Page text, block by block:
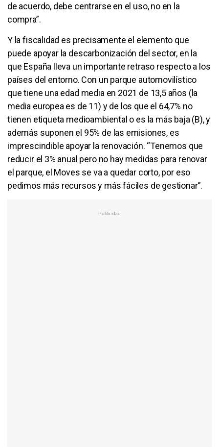
de acuerdo, debe centrarse en el uso, no en la
compra”.
Y la fiscalidad es precisamente el elemento que
puede apoyar la descarbonización del sector, en la
que España lleva un importante retraso respecto a los
países del entorno. Con un parque automovilístico
que tiene una edad media en 2021 de 13,5 años (la
media europea es de 11) y de los que el 64,7% no
tienen etiqueta medioambiental o es la más baja (B), y
además suponen el 95% de las emisiones, es
imprescindible apoyar la renovación. “Tenemos que
reducir el 3% anual pero no hay medidas para renovar
el parque, el Moves se va a quedar corto, por eso
pedimos más recursos y más fáciles de gestionar”.